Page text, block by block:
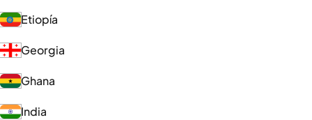
Etiopía
Georgia
Ghana
India